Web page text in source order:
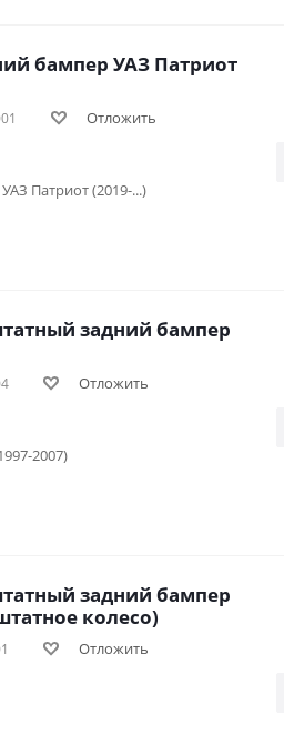
бампер УАЗ Патриот
Отложить
Патриот (2019-...)
задний бампер
Отложить
2007)
задний бампер
колесо)
Отложить